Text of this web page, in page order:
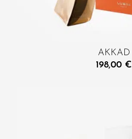
AKKAD
198,00 €